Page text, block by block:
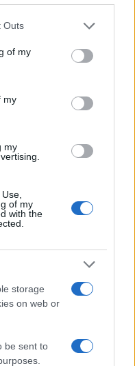
one or more Google
You may click to
its third-party tags to
in below Google
Outs
of my
my
my
of my
with the
storage
on web or
be sent to
nuovo modello e si
ma con rialzo del
sconto reale arriva a
scende sotto la
newsletter e
conviene
di
lista desideri va
modello, SKU),
per cross-
una sezione “pronti
evita l’effetto
scatta. L’ultimo
uscita: se il prezzo